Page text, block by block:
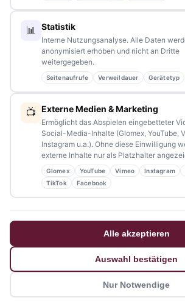
NAVIGATION
Home
Stellenanzeigen
Datenschutzerklärung
Barrierefreiheitserklärung
📊 Statistik
Interne Nutzungsanalyse. Alle Daten
anonymisiert erhoben und nicht an Dritte
weitergegeben.
Seitenaufrufe Verweildauer Gerätetyp
📺 Externe Medien & Marketing
Ermöglicht das Abspielen eingebetteter
Social-Media-Inhalte (Glomex, YouTube,
Instagram u.a.). Ohne diese Einwilligung
externe Inhalte nur als Platzhalter
Glomex YouTube Vimeo Instagram
TikTok
Facebook
Alle akzeptieren
Auswahl bestätigen
Nur Notwendige